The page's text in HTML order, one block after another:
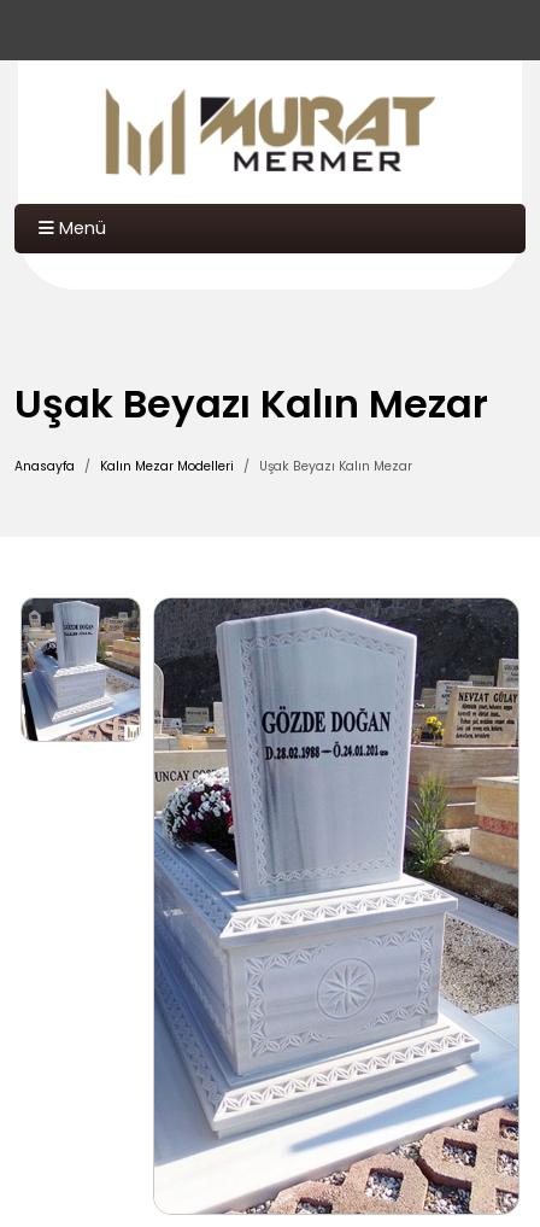
Menü
Uşak Beyazı Kalın Mezar
Anasayfa Kalın Mezar Modelleri Uşak Beyazı Kalın Mezar